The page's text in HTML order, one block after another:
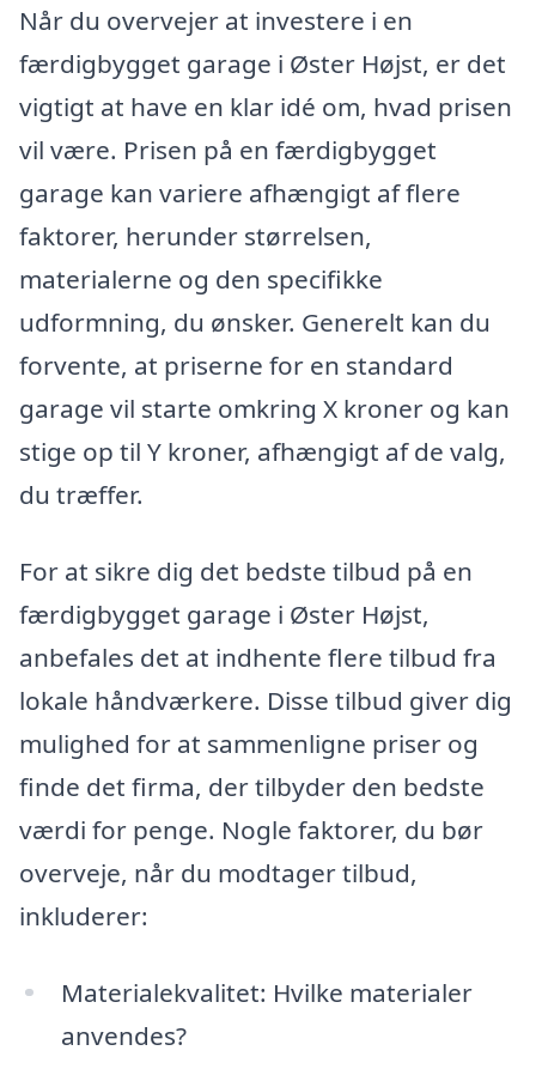
Når du overvejer at investere i en
færdigbygget garage i Øster Højst, er det
vigtigt at have en klar idé om, hvad prisen
vil være. Prisen på en færdigbygget
garage kan variere afhængigt af flere
faktorer, herunder størrelsen,
materialerne og den specifikke
udformning, du ønsker. Generelt kan du
forvente, at priserne for en standard
garage vil starte omkring X kroner og kan
stige op til Y kroner, afhængigt af de valg,
du træffer.
For at sikre dig det bedste tilbud på en
færdigbygget garage i Øster Højst,
anbefales det at indhente flere tilbud fra
lokale håndværkere. Disse tilbud giver dig
mulighed for at sammenligne priser og
finde det firma, der tilbyder den bedste
værdi for penge. Nogle faktorer, du bør
overveje, når du modtager tilbud,
inkluderer:
Materialekvalitet: Hvilke materialer
anvendes?